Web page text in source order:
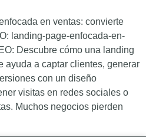
en ventas: convierte
landing-page-enfocada-en-
Descubre cómo una landing
ayuda a captar clientes, generar
con un diseño
visitas en redes sociales o
Muchos negocios pierden